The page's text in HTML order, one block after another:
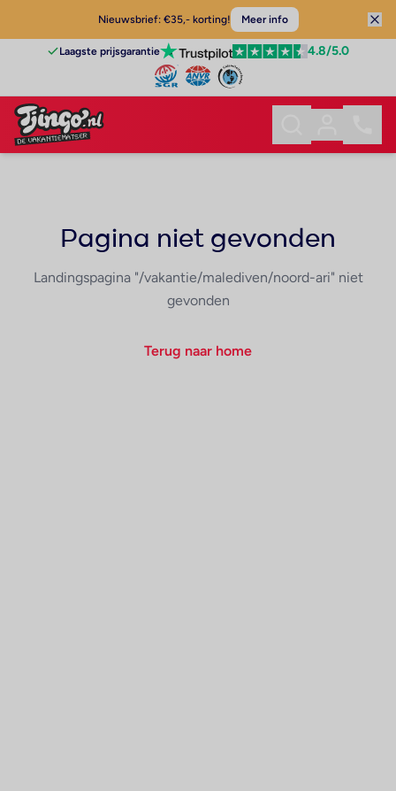
Nieuwsbrief: €35,- korting! Meer info
Laagste prijsgarantie 4.8/5.0
Pagina niet gevonden
Landingspagina "/vakantie/malediven/noord-ari" niet
gevonden
Terug naar home